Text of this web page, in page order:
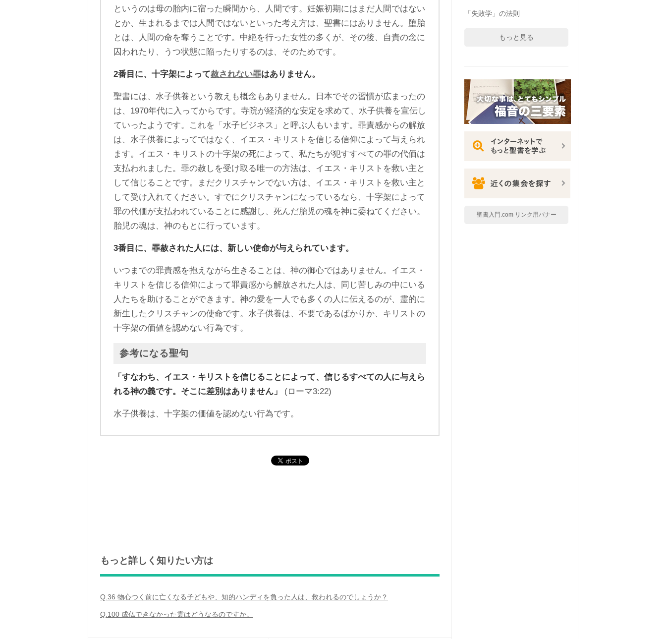
というのは母の胎内に宿った瞬間から、人間です。妊娠初期にはまだ人間ではない
とか、生まれるまでは人間ではないといった考え方は、聖書にはありません。堕胎
とは、人間の命を奪うことです。中絶を行った女性の多くが、その後、自責の念に
囚われたり、うつ状態に陥ったりするのは、そのためです。
2番目に、十字架によって赦されない罪はありません。
聖書には、水子供養という教えも概念もありません。日本でその習慣が広まったの
は、1970年代に入ってからです。寺院が経済的な安定を求めて、水子供養を宣伝し
ていったようです。これを「水子ビジネス」と呼ぶ人もいます。罪責感からの解放
は、水子供養によってではなく、イエス・キリストを信じる信仰によって与えられ
ます。イエス・キリストの十字架の死によって、私たちが犯すすべての罪の代価は
支払われました。罪の赦しを受け取る唯一の方法は、イエス・キリストを救い主と
して信じることです。まだクリスチャンでない方は、イエス・キリストを救い主と
して受け入れてください。すでにクリスチャンになっているなら、十字架によって
罪の代価が支払われていることに感謝し、死んだ胎児の魂を神に委ねてください。
胎児の魂は、神のもとに行っています。
3番目に、罪赦された人には、新しい使命が与えられています。
いつまでの罪責感を抱えながら生きることは、神の御心ではありません。イエス・
キリストを信じる信仰によって罪責感から解放された人は、同じ苦しみの中にいる
人たちを助けることができます。神の愛を一人でも多くの人に伝えるのが、霊的に
新生したクリスチャンの使命です。水子供養は、不要であるばかりか、キリストの
十字架の価値を認めない行為です。
参考になる聖句
「すなわち、イエス・キリストを信じることによって、信じるすべての人に与えら
れる神の義です。そこに差別はありません」
(ローマ3:22)
水子供養は、十字架の価値を認めない行為です。
もっと詳しく知りたい方は
Q.36 物心つく前に亡くなる子どもや、知的ハンディを負った人は、救われるのでしょうか？
Q.100 成仏できなかった霊はどうなるのですか。
「失敗学」の法則
もっと見る
聖書入門.com リンク用バナー